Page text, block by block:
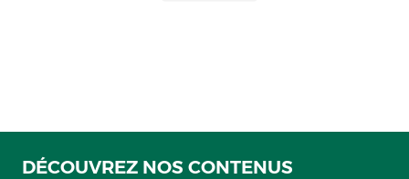
DÉCOUVREZ NOS CONTENUS